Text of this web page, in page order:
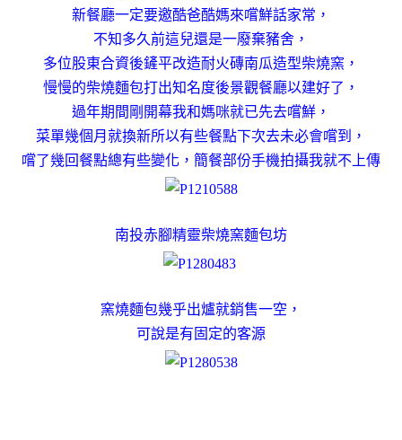
新餐廳一定要邀酷爸酷媽來嚐鮮話家常，
不知多久前這兒還是一廢棄豬舍，
多位股東合資後鏟平改造耐火磚南瓜造型柴燒窯，
慢慢的柴燒麵包打出知名度後景觀餐廳以建好了，
過年期間剛開幕我和媽咪就已先去嚐鮮，
菜單幾個月就換新所以有些餐點下次去未必會嚐到，
嚐了幾回餐點總有些變化，簡餐部份手機拍攝我就不上傳
南投赤腳精靈柴燒窯麵包坊
窯燒麵包幾乎出爐就銷售一空，
可說是有固定的客源